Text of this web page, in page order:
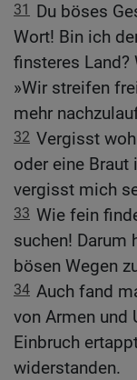
31
Du böses
Wort! Bin ich
finsteres Land?
»Wir streifen
mehr
32 Vergisst
oder eine Braut
vergisst mich
33 Wie fein
suchen! Darum
bösen Wegen
34 Auch fand
von Armen und
Einbruch
widerstanden.